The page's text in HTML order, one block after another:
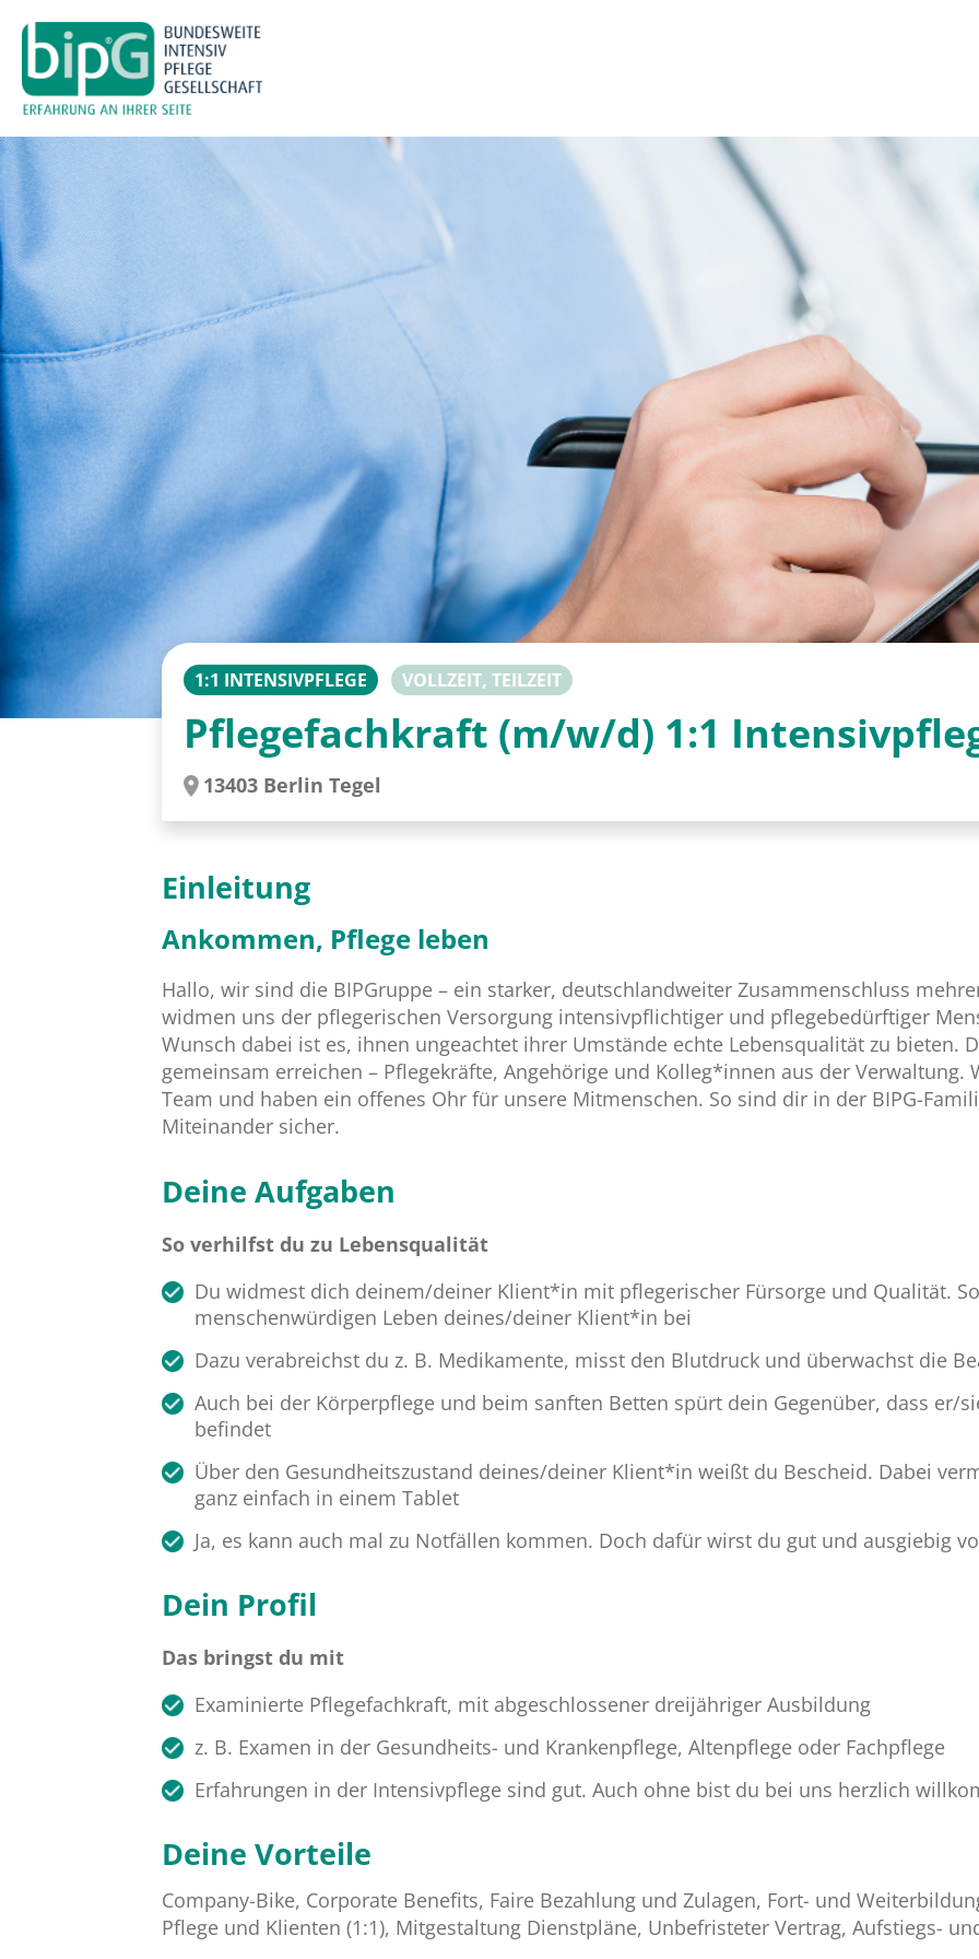
1:1 INTENSIVPFLEGE VOLLZEIT, TEILZEIT
Pflegefachkraft (m/w/d) 1:1
13403 Berlin Tegel
Einleitung
Ankommen, Pflege leben
Hallo, wir sind die BIPGruppe – ein starker, deutschlandweiter Zusammenschluss
widmen uns der pflegerischen Versorgung intensivpflichtiger und pflegebedürftiger
Wunsch dabei ist es, ihnen ungeachtet ihrer Umstände echte Lebensqualität zu bieten.
gemeinsam erreichen – Pflegekräfte, Angehörige und Kolleg*innen aus der Verwaltung.
Team und haben ein offenes Ohr für unsere Mitmenschen. So sind dir in der BIPG-
Miteinander sicher.
Deine Aufgaben
So verhilfst du zu Lebensqualität
Du widmest dich deinem/deiner Klient*in mit pflegerischer Fürsorge und Qualität.
menschenwürdigen Leben deines/deiner Klient*in bei
Dazu verabreichst du z. B. Medikamente, misst den Blutdruck und überwachst die
Auch bei der Körperpflege und beim sanften Betten spürt dein Gegenüber, dass er/
befindet
Über den Gesundheitszustand deines/deiner Klient*in weißt du Bescheid. Dabei
ganz einfach in einem Tablet
Ja, es kann auch mal zu Notfällen kommen. Doch dafür wirst du gut und ausgiebig
Dein Profil
Das bringst du mit
Examinierte Pflegefachkraft, mit abgeschlossener dreijähriger Ausbildung
z. B. Examen in der Gesundheits- und Krankenpflege, Altenpflege oder Fachpflege
Erfahrungen in der Intensivpflege sind gut. Auch ohne bist du bei uns herzlich
Deine Vorteile
Company-Bike, Corporate Benefits, Faire Bezahlung und Zulagen, Fort- und
Pflege und Klienten (1:1), Mitgestaltung Dienstpläne, Unbefristeter Vertrag, Aufstiegs-